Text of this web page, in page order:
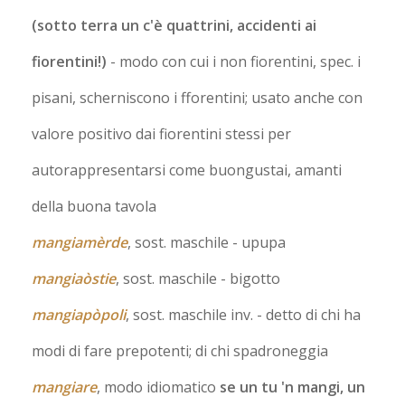
(sotto terra un c'è quattrini, accidenti ai
fiorentini!) - modo con cui i non fiorentini, spec. i
pisani, scherniscono i fforentini; usato anche con
valore positivo dai fiorentini stessi per
autorappresentarsi come buongustai, amanti
della buona tavola
mangiamèrde, sost. maschile - upupa
mangiaòstie, sost. maschile - bigotto
mangiapòpoli, sost. maschile inv. - detto di chi ha
modi di fare prepotenti; di chi spadroneggia
mangiare, modo idiomatico se un tu 'n mangi, un